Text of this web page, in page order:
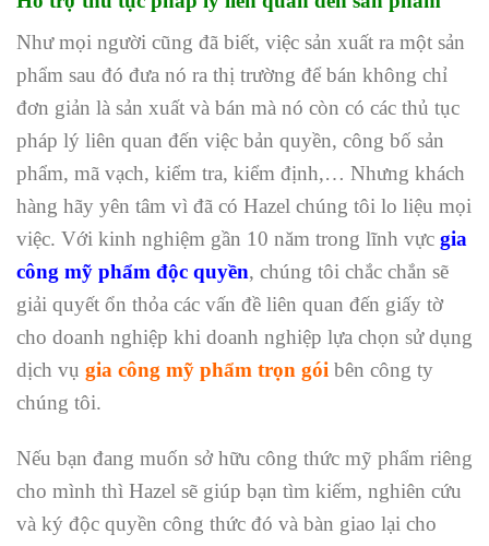
Như mọi người cũng đã biết, việc sản xuất ra một sản
phẩm sau đó đưa nó ra thị trường để bán không chỉ
đơn giản là sản xuất và bán mà nó còn có các thủ tục
pháp lý liên quan đến việc bản quyền, công bố sản
phẩm, mã vạch, kiểm tra, kiểm định,… Nhưng khách
hàng hãy yên tâm vì đã có Hazel chúng tôi lo liệu mọi
việc. Với kinh nghiệm gần 10 năm trong lĩnh vực gia
công mỹ phẩm độc quyền, chúng tôi chắc chắn sẽ
giải quyết ổn thỏa các vấn đề liên quan đến giấy tờ
cho doanh nghiệp khi doanh nghiệp lựa chọn sử dụng
dịch vụ gia công mỹ phẩm trọn gói bên công ty
chúng tôi.
Nếu bạn đang muốn sở hữu công thức mỹ phẩm riêng
cho mình thì Hazel sẽ giúp bạn tìm kiếm, nghiên cứu
và ký độc quyền công thức đó và bàn giao lại cho